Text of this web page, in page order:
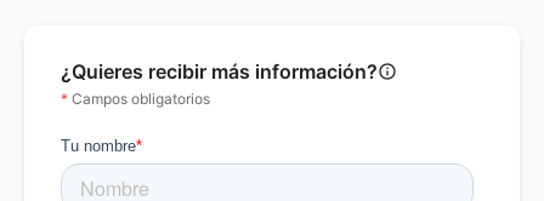
¿Quieres recibir más información?info_outline
* Campos obligatorios